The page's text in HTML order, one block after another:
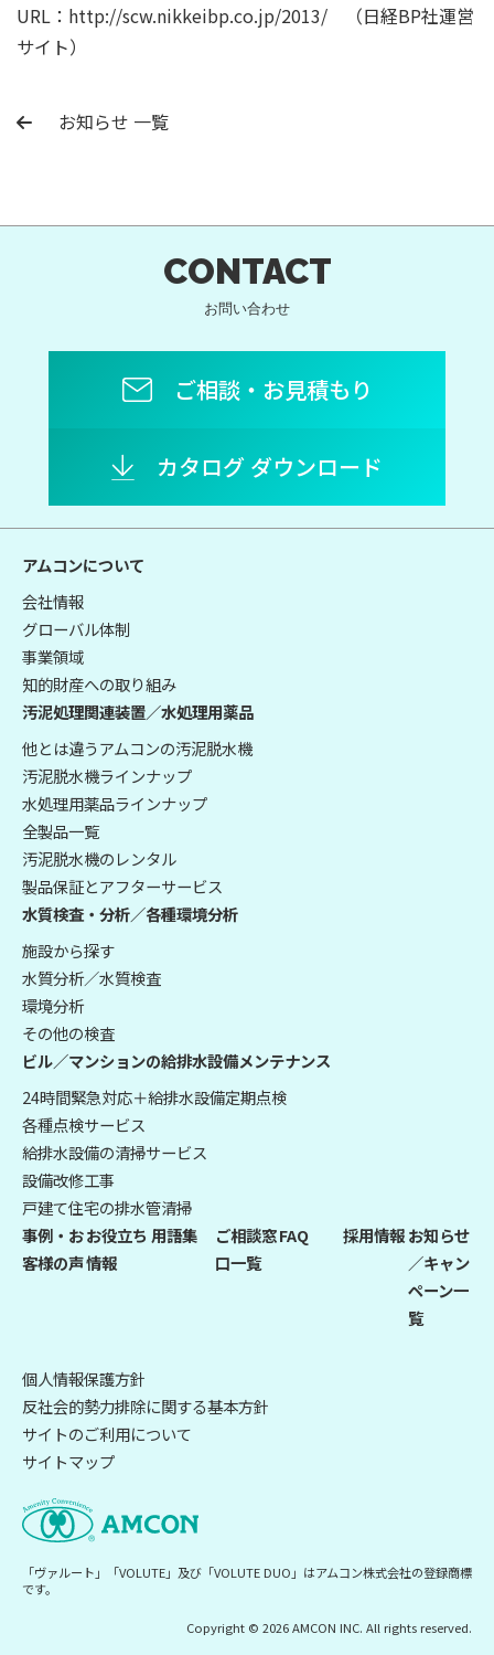
URL：http://scw.nikkeibp.co.jp/2013/ （日経BP社運営
サイト）
お知らせ 一覧
CONTACT
お問い合わせ
ご相談・お見積もり
カタログ ダウンロード
「ヴァルート」「VOLUTE」及び「VOLUTE DUO」はアムコン株式会社の登録商標
です。
アムコンについて
会社情報
グローバル体制
事業領域
知的財産への取り組み
汚泥処理関連装置／水処理用薬品
他とは違うアムコンの汚泥脱水機
汚泥脱水機ラインナップ
水処理用薬品ラインナップ
全製品一覧
汚泥脱水機のレンタル
製品保証とアフターサービス
水質検査・分析／各種環境分析
施設から探す
水質分析／水質検査
環境分析
その他の検査
ビル／マンションの給排水設備メンテナンス
24時間緊急対応＋給排水設備定期点検
各種点検サービス
給排水設備の清掃サービス
設備改修工事
戸建て住宅の排水管清掃
事例・お
客様の声
お役立ち
情報
用語集
ご相談窓
口一覧
FAQ 採用情報お知らせ
／キャン
ペーン一
覧
個人情報保護方針
反社会的勢力排除に関する基本方針
サイトのご利用について
サイトマップ
Copyright © 2026 AMCON INC. All rights reserved.